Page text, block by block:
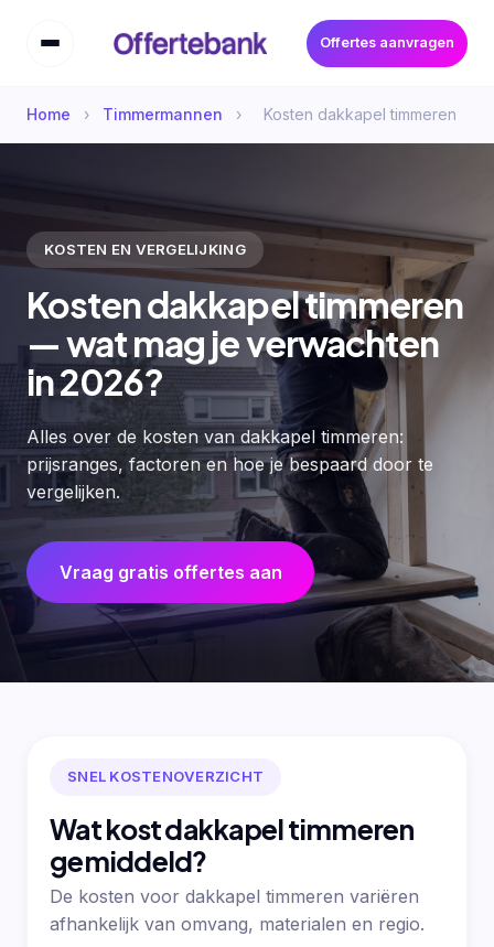
Offertes aanvragen
Home › Timmermannen › Kosten dakkapel timmeren
KOSTEN EN VERGELIJKING
Kosten dakkapel timmeren
— wat mag je verwachten
in 2026?
Alles over de kosten van dakkapel timmeren:
prijsranges, factoren en hoe je bespaard door te
vergelijken.
Vraag gratis offertes aan
SNEL KOSTENOVERZICHT
Wat kost dakkapel timmeren
gemiddeld?
De kosten voor dakkapel timmeren variëren
afhankelijk van omvang, materialen en regio.